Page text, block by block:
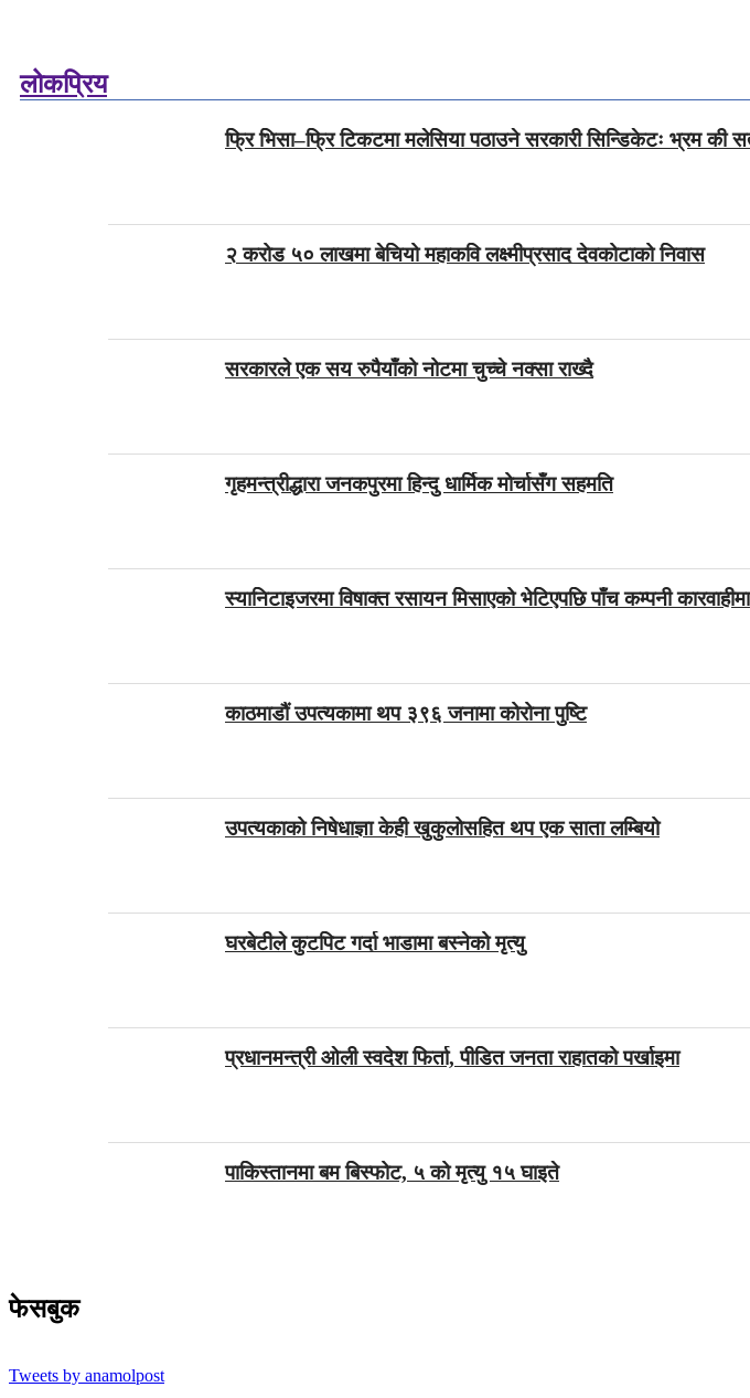
लोकप्रिय
फ्रि भिसा–फ्रि टिकटमा मलेसिया पठाउने सरकारी सिन्डिकेटः भ्रम की
२ करोड ५० लाखमा बेचियो महाकवि लक्ष्मीप्रसाद देवकोटाको निवास
सरकारले एक सय रुपैयाँको नोटमा चुच्चे नक्सा राख्दै
गृहमन्त्रीद्धारा जनकपुरमा हिन्दु धार्मिक मोर्चासँग सहमति
स्यानिटाइजरमा विषाक्त रसायन मिसाएको भेटिएपछि पाँच कम्पनी कारवाहीमा
काठमाडौं उपत्यकामा थप ३९६ जनामा कोरोना पुष्टि
उपत्यकाको निषेधाज्ञा केही खुकुलोसहित थप एक साता लम्बियो
घरबेटीले कुटपिट गर्दा भाडामा बस्नेको मृत्यु
प्रधानमन्त्री ओली स्वदेश फिर्ता, पीडित जनता राहातको पर्खाइमा
पाकिस्तानमा बम बिस्फोट, ५ को मृत्यु १५ घाइते
फेसबुक
Tweets by anamolpost